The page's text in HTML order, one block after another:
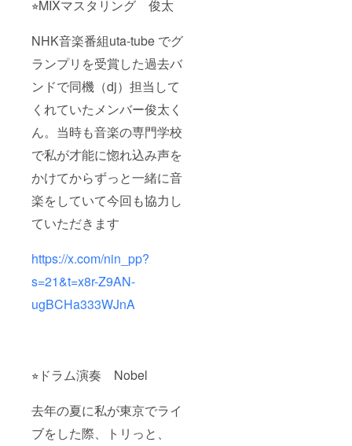
⭐︎MIXマスタリング 俊太
NHK音楽番組uta-tube でグ
ランプリを受賞した過去バ
ンドで同機（dj）担当して
くれていたメンバー俊太く
ん。当時も音楽の専門学校
で私が才能に惚れ込み声を
かけてからずっと一緒に音
楽をしていて今回も協力し
ていただきます
https://x.com/nin_pp?
s=21&t=x8r-Z9AN-
ugBCHa333WJnA
⭐︎ドラム演奏 Nobel
去年の夏に私が東京でライ
ブをした際、トリっと、